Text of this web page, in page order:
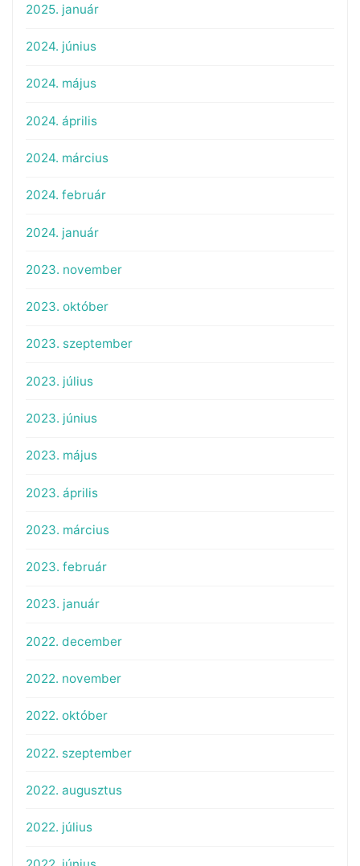
2025. január
2024. június
2024. május
2024. április
2024. március
2024. február
2024. január
2023. november
2023. október
2023. szeptember
2023. július
2023. június
2023. május
2023. április
2023. március
2023. február
2023. január
2022. december
2022. november
2022. október
2022. szeptember
2022. augusztus
2022. július